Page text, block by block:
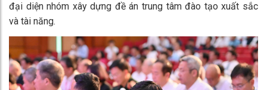
đại diện nhóm xây dựng đề án trung tâm đào tạo xuất sắc
và tài năng.